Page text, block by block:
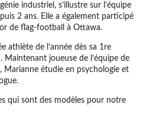
industriel, s’illustre sur l’équipe
2 ans. Elle a également participé
de flag-football à Ottawa.
athlète de l’année dès sa 1re
Maintenant joueuse de l’équipe de
Marianne étudie en psychologie et
qui sont des modèles pour notre